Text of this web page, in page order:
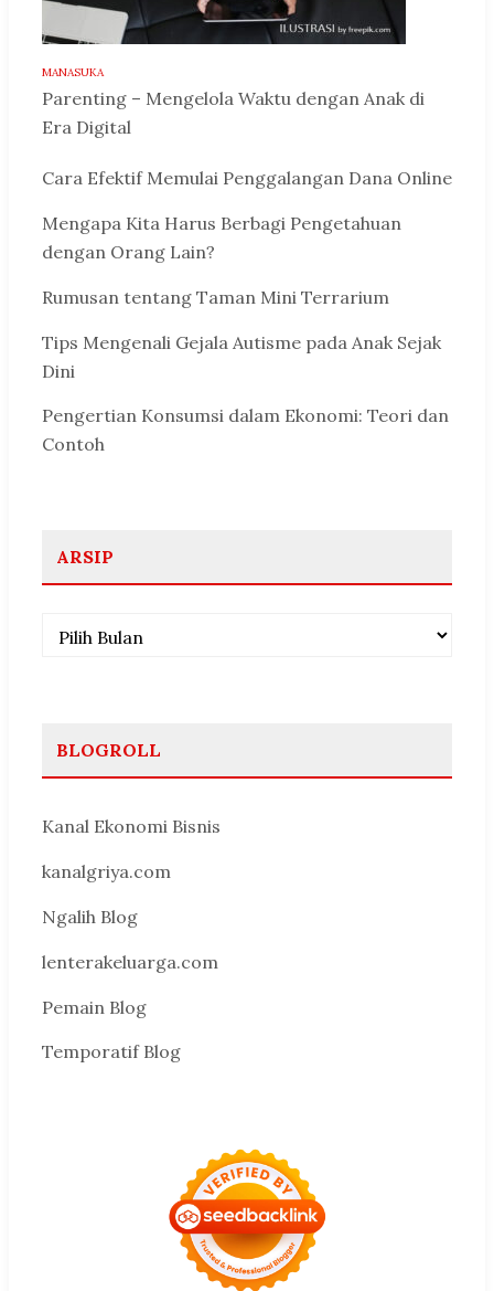
MANASUKA
Parenting – Mengelola Waktu dengan Anak di
Era Digital
Cara Efektif Memulai Penggalangan Dana Online
Mengapa Kita Harus Berbagi Pengetahuan
dengan Orang Lain?
Rumusan tentang Taman Mini Terrarium
Tips Mengenali Gejala Autisme pada Anak Sejak
Dini
Pengertian Konsumsi dalam Ekonomi: Teori dan
Contoh
ARSIP
Arsip
BLOGROLL
Kanal Ekonomi Bisnis
kanalgriya.com
Ngalih Blog
lenterakeluarga.com
Pemain Blog
Temporatif Blog